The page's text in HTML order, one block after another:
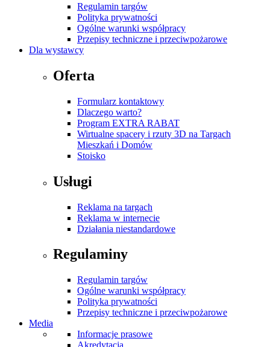
Regulamin targów
Polityka prywatności
Ogólne warunki współpracy
Przepisy techniczne i przeciwpożarowe
Dla wystawcy
Oferta
Formularz kontaktowy
Dlaczego warto?
Program EXTRA RABAT
Wirtualne spacery i rzuty 3D na Targach
Mieszkań i Domów
Stoisko
Usługi
Reklama na targach
Reklama w internecie
Działania niestandardowe
Regulaminy
Regulamin targów
Ogólne warunki współpracy
Polityka prywatności
Przepisy techniczne i przeciwpożarowe
Media
Informacje prasowe